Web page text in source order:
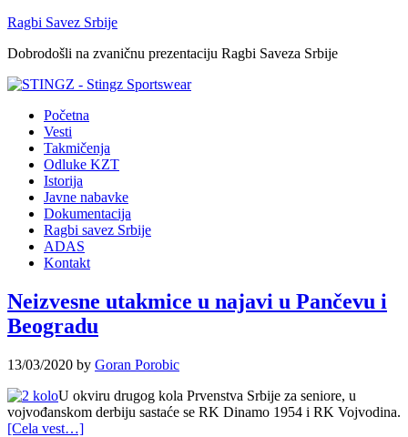
Ragbi Savez Srbije
Dobrodošli na zvaničnu prezentaciju Ragbi Saveza Srbije
Početna
Vesti
Takmičenja
Odluke KZT
Istorija
Javne nabavke
Dokumentacija
Ragbi savez Srbije
ADAS
Kontakt
Neizvesne utakmice u najavi u Pančevu i
Beogradu
13/03/2020 by Goran Porobic
U okviru drugog kola Prvenstva Srbije za seniore, u
vojvođanskom derbiju sastaće se RK Dinamo 1954 i RK Vojvodina.
[Cela vest…]